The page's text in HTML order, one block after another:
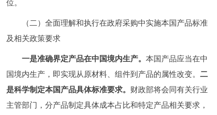
位。
（二）全面理解和执行在政府采购中实施本国产品标准
及相关政策要求
一是准确界定产品在中国境内生产。本国产品应当在中
国境内生产，即实现从原材料、组件到产品的属性改变。二
是科学制定本国产品具体标准要求。 财政部将会同有关行业
主管部门，分产品制定具体成本占比和特定产品相关要求，